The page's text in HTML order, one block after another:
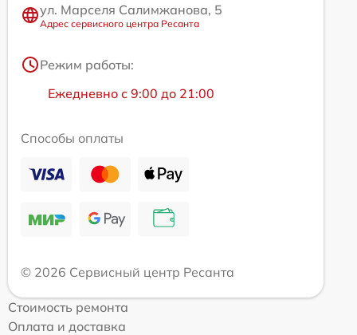
ул. Марселя Салимжанова, 5
Адрес сервисного центра Ресанта
Режим работы:
Ежедневно с 9:00 до 21:00
Способы оплаты
© 2026 Сервисный центр Ресанта
Стоимость ремонта
Оплата и доставка